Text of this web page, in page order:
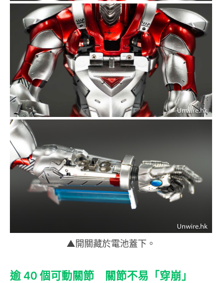
▲開關藏於電池蓋下。
逾 40 個可動關節 關節不易「穿崩」